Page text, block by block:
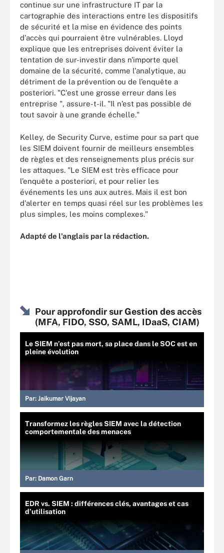
continue sur une infrastructure IT par la
cartographie des interactions entre les dispositifs
de sécurité et la mise en évidence des points
d'accès qui pourraient être vulnérables. Lloyd
explique que les entreprises doivent éviter la
tentation de sur-investir dans n'importe quel
domaine de la sécurité, comme l'analytique, au
détriment de la prévention ou de l’enquête a
posteriori. "C'est une grosse erreur dans les
entreprise ", assure-t-il. "Il n’est pas possible de
tout savoir à une grande échelle."
Kelley, de Security Curve, estime pour sa part que
les SIEM doivent fournir de meilleurs ensembles
de règles et des renseignements plus précis sur
les attaques. "Le SIEM est très efficace pour
l’enquête a posteriori, et pour relier les
événements les uns aux autres. Mais il est bon
d'alerter en temps quasi réel sur les problèmes les
plus simples, les moins complexes."
Adapté de l'anglais par la rédaction.
Pour approfondir sur Gestion des accès
(MFA, FIDO, SSO, SAML, IDaaS, CIAM)
Le SIEM n’est pas mort, sa place dans le SOC est en
pleine évolution
Par: Jaikumar Vijayan
Transformez les règles SIEM avec la détection
comportementale des menaces
Par: Damon Garn
EDR vs. SIEM : différences clés, avantages et cas
d’utilisation